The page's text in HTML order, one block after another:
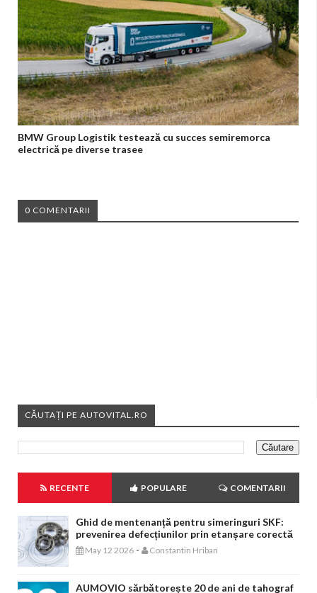
BMW Group Logistik testează cu succes semiremorca
electrică pe diverse trasee
0 COMENTARII
CĂUTAȚI PE AUTOVITAL.RO
RECENTE POPULARE COMENTARII
Ghid de mentenanță pentru simeringuri SKF:
prevenirea defecțiunilor prin etanșare corectă
May 12 2026 - Constantin Hriban
AUMOVIO sărbătorește 20 de ani de tahograf